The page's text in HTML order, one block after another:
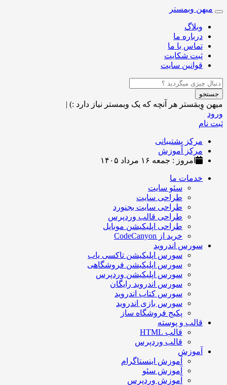
Toggle
navigation
میهن وبمستر
وبلاگ
درباره ما
تماس با ما
ثبت شکایت
قوانین سایت
جستجو
میهن وِبمَستر هر آنچه که یک وبمستر نیاز دارد :) |
ورود
ثبت نام
مرکز پشتیبانی
مرکز آموزش
امروز : جمعه ۱۶ مرداد ۱۴۰۵
خدمات ما
سئو سایت
طراحی سایت
طراحی سایت بجنورد
طراحی قالب وردپرس
طراحی اپلیکیشن موبایل
خرید از CodeCanyon
سورس اندروید
سورس اپلیکیشن تاکسی یاب
سورس اپلیکیشن فروشگاهی
سورس اپلیکیشن وردپرس
سورس اندروید رایگان
سورس کتاب اندروید
سورس بازی اندروید
پکیج فروشگاه ساز
قالب و پوسته
قالب HTML
قالب وردپرس
آموزش
آموزش اینستاگرام
آموزش سئو
آموزش وردپرس